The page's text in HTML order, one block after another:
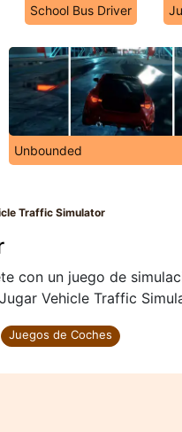
School Bus Driver
Unbounded
Traffic Simulator
con un juego de
Vehicle Traffic
Juegos de Coches